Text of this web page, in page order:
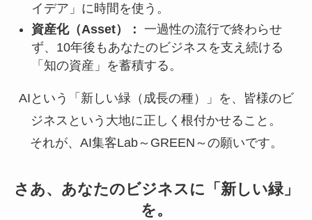
イデア」に時間を使う。
資産化（Asset）： 一過性の流行で終わらせ
ず、10年後もあなたのビジネスを支え続ける
「知の資産」を蓄積する。
AIという「新しい緑（成長の種）」を、皆様のビ
ジネスという大地に正しく根付かせること。
それが、AI集客Lab～GREEN～の願いです。
さあ、あなたのビジネスに「新しい緑」
を。